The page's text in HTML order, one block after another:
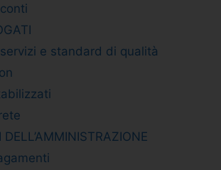
e standard di qualità